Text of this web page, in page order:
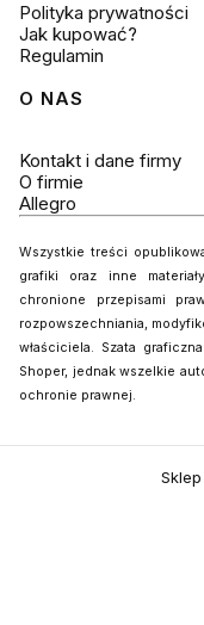
Polityka prywatności
Jak kupować?
Regulamin
O NAS
Kontakt i dane firmy
O firmie
Allegro
Wszystkie treści
grafiki oraz inne
chronione przepisami
rozpowszechniania,
właściciela. Szata
Shoper, jednak wszelkie
ochronie prawnej.